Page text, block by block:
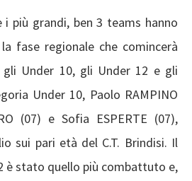
i più grandi, ben 3 teams hanno
fase regionale che comincerà
Under 10, gli Under 12 e gli
Under 10, Paolo RAMPINO
(07) e Sofia ESPERTE (07),
sui pari età del C.T. Brindisi. Il
è stato quello più combattuto e,